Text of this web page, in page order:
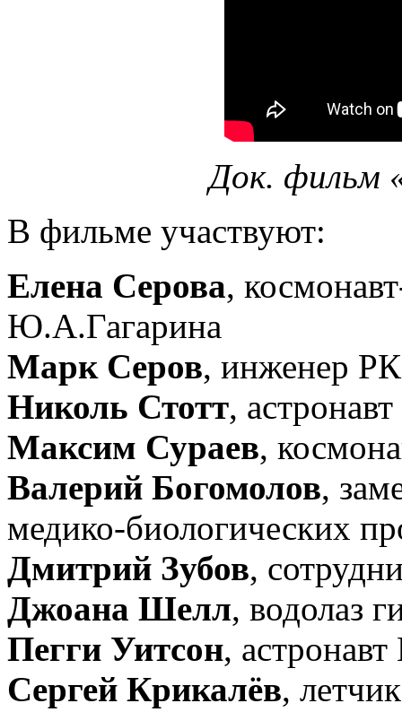
Док. фильм
В фильме участвуют:
Елена Серова,
Ю.А.Гагарина
Марк Серов, инженер
Николь Стотт,
Максим Сураев,
Валерий Богомолов,
медико-биологических
Дмитрий Зубов,
Джоана Шелл, водолаз
Пегги Уитсон,
Сергей Крикалёв,